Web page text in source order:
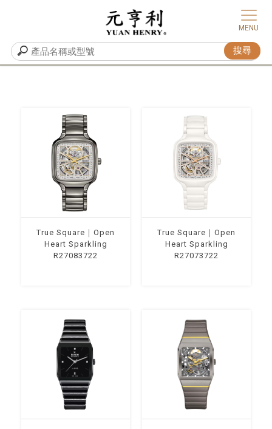
True Square｜Open
Heart Sparkling
R27083722
True Square｜Open
Heart Sparkling
R27073722